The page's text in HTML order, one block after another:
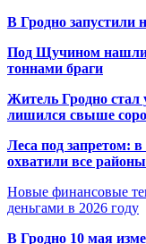
В Гродно запустили
Под Щучином нашли
тоннами браги
Житель Гродно стал
лишился свыше
Леса под запретом:
охватили все районы
Новые финансовые
деньгами в 2026 году
В Гродно 10 мая